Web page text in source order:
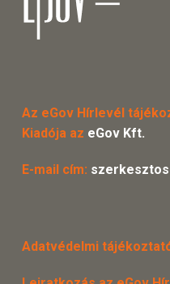
Az eGov Hírlevél
Kiadója az eGov Kft.
E-mail cím:
Adatvédelmi